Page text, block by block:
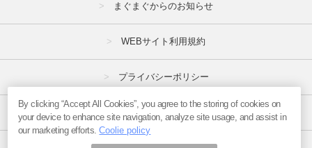
まぐまぐからのお知らせ
WEBサイト利用規約
プライバシーポリシー
特定商取引法
By clicking “Accept All Cookies”, you agree to the storing of cookies on
your device to enhance site navigation, analyze site usage, and assist in
our marketing efforts.Coolie policy